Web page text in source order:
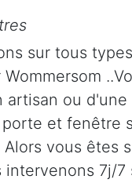
sur tous
artisan ou d'une
et fenêtre
Alors vous êtes
intervenons 7j/7